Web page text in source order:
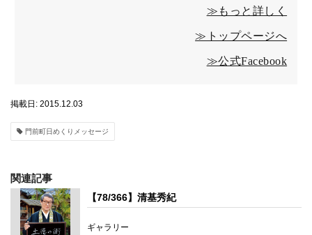
≫もっと詳しく
≫トップページへ
≫公式Facebook
掲載日: 2015.12.03
門前町日めくりメッセージ
関連記事
【78/366】清基秀紀
ギャラリー